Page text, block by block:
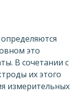
это
В сочетании с
их этого
измерительных